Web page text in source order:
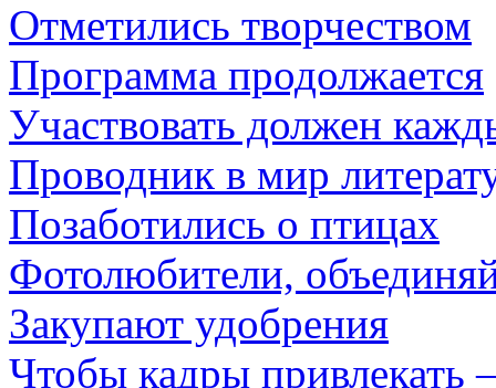
Отметились творчеством
Программа продолжается
Участвовать должен
Проводник в мир
Позаботились о птицах
Фотолюбители,
Закупают удобрения
Чтобы кадры привлекать